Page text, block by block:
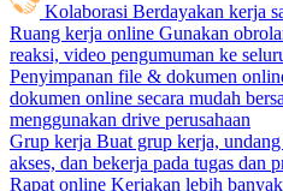
Kolaborasi Berdayakan kerja
Ruang kerja online Gunakan
reaksi, video pengumuman ke
Penyimpanan file & dokumen
dokumen online secara mudah
menggunakan drive perusahaan
Grup kerja Buat grup kerja,
akses, dan bekerja pada tugas dan
Rapat online Kerjakan lebih